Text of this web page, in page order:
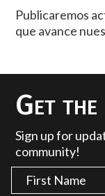
Publicaremos
que avance
Get
Sign up for
community!